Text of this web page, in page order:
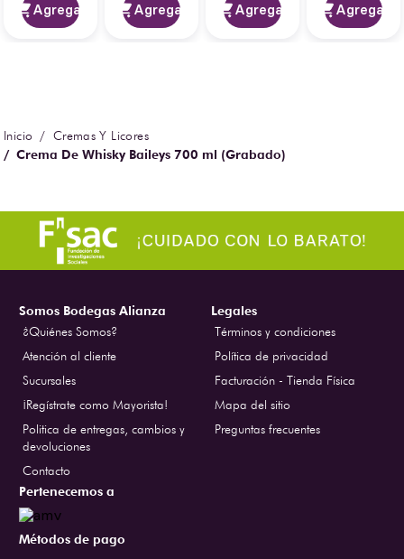
Agregar Agregar Agregar Agregar
Cremas Y Licores
Crema De Whisky Baileys 700 ml (Grabado)
Somos Bodegas Alianza
¿Quiénes Somos?
Atención al cliente
Sucursales
¡Regístrate como Mayorista!
Politica de entregas, cambios y
devoluciones
Contacto
Legales
Términos y condiciones
Política de privacidad
Facturación - Tienda Física
Mapa del sitio
Preguntas frecuentes
Pertenecemos a
Métodos de pago